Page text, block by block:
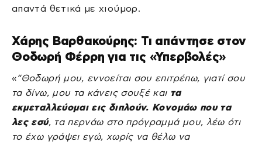
απαντά θετικά με χιούμορ.
Χάρης Βαρθακούρης: Τι απάντησε στον
Θοδωρή Φέρρη για τις «Υπερβολές»
«“Θοδωρή μου, εννοείται σου επιτρέπω, γιατί σου
τα δίνω, μου τα κάνεις σουξέ και τα
εκμεταλλεύομαι εις διπλούν. Κονομάω που τα
λες εσύ, τα περνάω στο πρόγραμμά μου, λέω ότι
το έχω γράψει εγώ, χωρίς να θέλω να